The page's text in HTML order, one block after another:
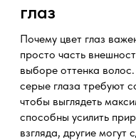
глаз
Почему цвет глаз
просто часть
выборе оттенка
серые глаза требуют
чтобы выглядеть
способны усилить
взгляда, другие могут